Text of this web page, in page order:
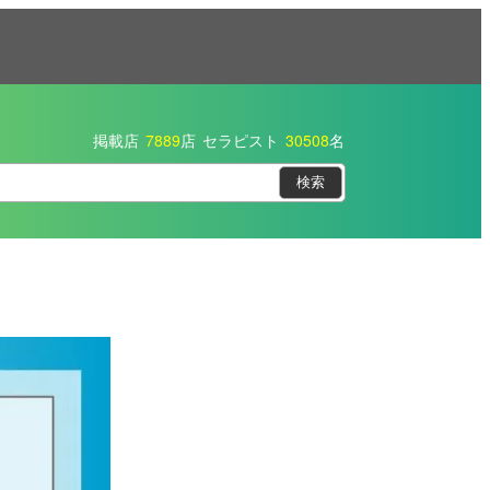
掲載店 7889店 セラピスト 30508名